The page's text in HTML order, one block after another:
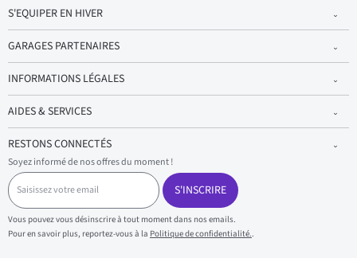
S'EQUIPER EN HIVER
GARAGES PARTENAIRES
INFORMATIONS LÉGALES
AIDES & SERVICES
RESTONS CONNECTÉS
Soyez informé de nos offres du moment !
S
a
i
s
i
s
S'INSCRIRE
Vous pouvez vous désinscrire à tout moment dans nos emails.
Pour en savoir plus, reportez-vous à la Politique de confidentialité..